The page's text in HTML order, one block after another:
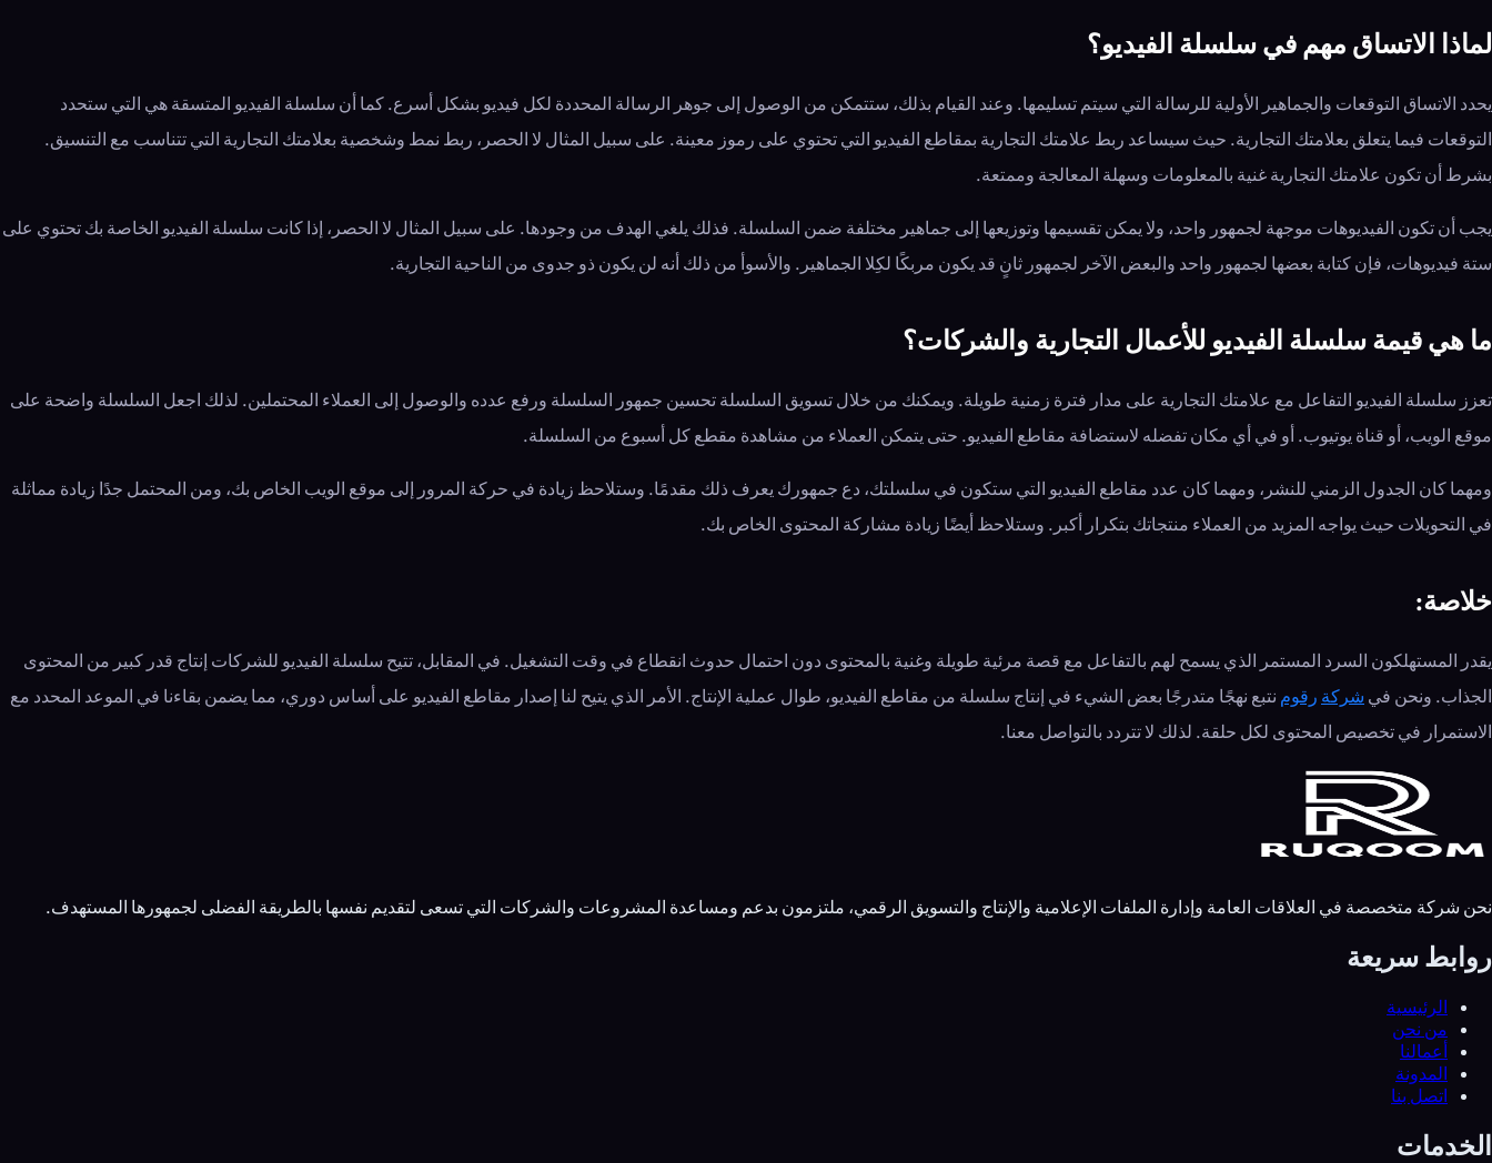
لماذا الاتساق مهم في سلسلة الفيديو؟
يحدد الاتساق التوقعات والجماهير الأولية للرسالة التي سيتم تسليمها. وعند القيام بذلك، ستتمكن من الوصول إلى جوهر الرسالة المحددة لكل فيديو بشكل أسرع. كما أن سلسلة الفيديو المتسقة هي التي ستحدد
التوقعات فيما يتعلق بعلامتك التجارية. حيث سيساعد ربط علامتك التجارية بمقاطع الفيديو التي تحتوي على رموز معينة. على سبيل المثال لا الحصر، ربط نمط وشخصية بعلامتك التجارية التي تتناسب مع التنسيق.
بشرط أن تكون علامتك التجارية غنية بالمعلومات وسهلة المعالجة وممتعة.
يجب أن تكون الفيديوهات موجهة لجمهور واحد، ولا يمكن تقسيمها وتوزيعها إلى جماهير مختلفة ضمن السلسلة. فذلك يلغي الهدف من وجودها. على سبيل المثال لا الحصر، إذا كانت سلسلة الفيديو الخاصة بك تحتوي على
ستة فيديوهات، فإن كتابة بعضها لجمهور واحد والبعض الآخر لجمهور ثانٍ قد يكون مربكًا لكِلا الجماهير. والأسوأ من ذلك أنه لن يكون ذو جدوى من الناحية التجارية.
ما هي قيمة سلسلة الفيديو للأعمال التجارية والشركات؟
تعزز سلسلة الفيديو التفاعل مع علامتك التجارية على مدار فترة زمنية طويلة. ويمكنك من خلال تسويق السلسلة تحسين جمهور السلسلة ورفع عدده والوصول إلى العملاء المحتملين. لذلك اجعل السلسلة واضحة على
موقع الويب، أو قناة يوتيوب. أو في أي مكان تفضله لاستضافة مقاطع الفيديو. حتى يتمكن العملاء من مشاهدة مقطع كل أسبوع من السلسلة.
ومهما كان الجدول الزمني للنشر، ومهما كان عدد مقاطع الفيديو التي ستكون في سلسلتك، دع جمهورك يعرف ذلك مقدمًا. وستلاحظ زيادة في حركة المرور إلى موقع الويب الخاص بك، ومن المحتمل جدًا زيادة مماثلة
في التحويلات حيث يواجه المزيد من العملاء منتجاتك بتكرار أكبر. وستلاحظ أيضًا زيادة مشاركة المحتوى الخاص بك.
خلاصة:
يقدر المستهلكون السرد المستمر الذي يسمح لهم بالتفاعل مع قصة مرئية طويلة وغنية بالمحتوى دون احتمال حدوث انقطاع في وقت التشغيل. في المقابل، تتيح سلسلة الفيديو للشركات إنتاج قدر كبير من المحتوى
الجذاب. ونحن في شركة رقوم نتبع نهجًا متدرجًا بعض الشيء في إنتاج سلسلة من مقاطع الفيديو، طوال عملية الإنتاج. الأمر الذي يتيح لنا إصدار مقاطع الفيديو على أساس دوري، مما يضمن بقاءنا في الموعد المحدد مع
الاستمرار في تخصيص المحتوى لكل حلقة. لذلك لا تتردد بالتواصل معنا.
نحن شركة متخصصة في العلاقات العامة وإدارة الملفات الإعلامية والإنتاج والتسويق الرقمي، ملتزمون بدعم ومساعدة المشروعات والشركات التي تسعى لتقديم نفسها بالطريقة الفضلى لجمهورها المستهدف.
روابط سريعة
الرئيسية
من نحن
أعمالنا
المدونة
اتصل بنا
الخدمات